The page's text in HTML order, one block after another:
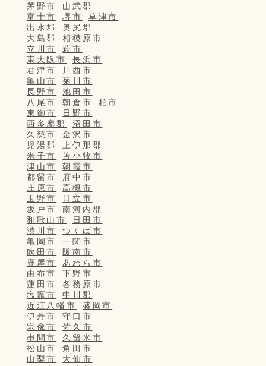
茅野市
山武郡
富士市
堺市
草津市
出水郡
奥尻郡
大島郡
相模原市
立川市
萩市
東大阪市
長浜市
君津市
川西市
亀山市
菊川市
長野市
池田市
八尾市
朝倉市
柏市
東御市
日野市
西多摩郡
沼田市
久慈市
金沢市
児湯郡
上伊那郡
米子市
苫小牧市
津山市
朝霞市
都留市
府中市
庄原市
高槻市
玉野市
日立市
坂戸市
南河内郡
和歌山市
日田市
渋川市
つくば市
亀岡市
一関市
吹田市
阪南市
鹿屋市
あわら市
由布市
下野市
蓮田市
各務原市
塩竈市
中川郡
近江八幡市
盛岡市
伊丹市
守口市
宗像市
佐久市
串間市
久留米市
松山市
角田市
山梨市
大仙市